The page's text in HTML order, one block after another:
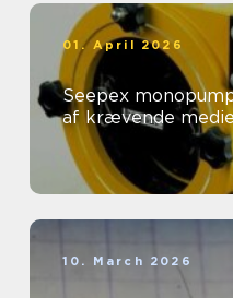
01. April 2026
Seepex
af krævende
10. March 2026